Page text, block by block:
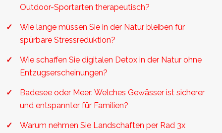
Outdoor-Sportarten therapeutisch?
Wie lange müssen Sie in der Natur bleiben für
spürbare Stressreduktion?
Wie schaffen Sie digitalen Detox in der Natur ohne
Entzugserscheinungen?
Badesee oder Meer: Welches Gewässer ist sicherer
und entspannter für Familien?
Warum nehmen Sie Landschaften per Rad 3x